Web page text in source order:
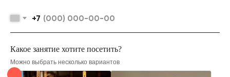
+7
Какое занятие хотите посетить?
Можно выбрать несколько вариантов